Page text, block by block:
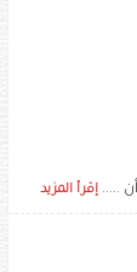
..... إقرأ المزيد